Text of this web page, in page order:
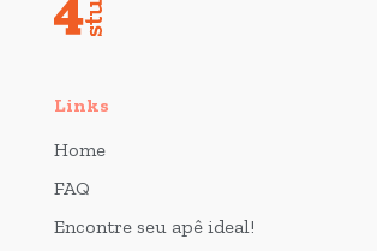
Links
Home
FAQ
Encontre seu apê ideal!